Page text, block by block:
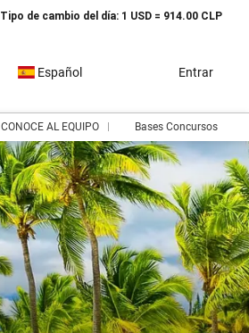
Tipo de cambio del día: 1 USD = 914.00 CLP
Español Entrar
CONOCE AL EQUIPO Bases Concursos